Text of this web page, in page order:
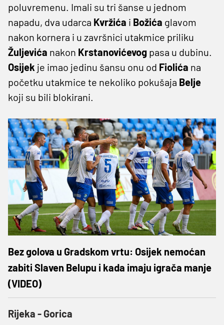
poluvremenu. Imali su tri šanse u jednom
napadu, dva udarca Kvržića i Božića glavom
nakon kornera i u završnici utakmice priliku
Žuljevića nakon Krstanovićevog pasa u dubinu.
Osijek je imao jedinu šansu onu od Fiolića na
početku utakmice te nekoliko pokušaja Belje
koji su bili blokirani.
Bez golova u Gradskom vrtu: Osijek nemoćan
zabiti Slaven Belupu i kada imaju igrača manje
(VIDEO)
Rijeka - Gorica